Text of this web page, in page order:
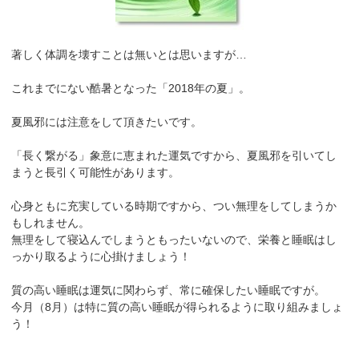
著しく体調を壊すことは無いとは思いますが…
これまでにない酷暑となった「2018年の夏」。
夏風邪には注意をして頂きたいです。
「長く繋がる」象意に恵まれた運気ですから、夏風邪を引いてし
まうと長引く可能性があります。
心身ともに充実している時期ですから、つい無理をしてしまうか
もしれません。
無理をして寝込んでしまうともったいないので、栄養と睡眠はし
っかり取るように心掛けましょう！
質の高い睡眠は運気に関わらず、常に確保したい睡眠ですが。
今月（8月）は特に質の高い睡眠が得られるように取り組みましょ
う！